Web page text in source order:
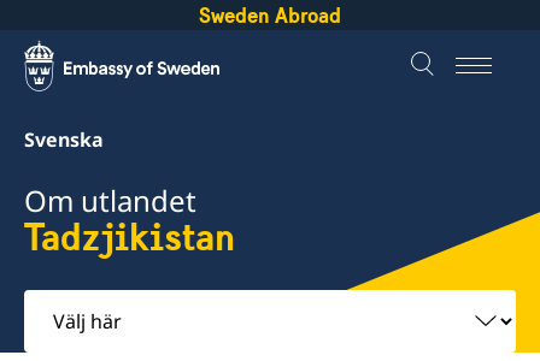
Sweden Abroad
Svenska
Om utlandet
Tadzjikistan
Välj
här